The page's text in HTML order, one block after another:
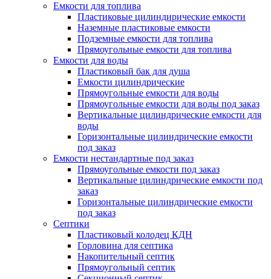
Емкости для топлива
Пластиковые цилиндирические емкости
Наземные пластиковые емкости
Подземные емкости для топлива
Прямоугольные емкости для топлива
Емкости для воды
Пластиковый бак для душа
Емкости цилиндрические
Прямоугольные емкости для воды
Прямоугольные емкости для воды под заказ
Вертикальные цилиндрические емкости для
воды
Горизонтальные цилиндрические емкости
под заказ
Емкости нестандартные под заказ
Прямоугольные емкости под заказ
Вертикальные цилиндрические емкости под
заказ
Горизонтальные цилиндрические емкости
под заказ
Септики
Пластиковый колодец КДН
Горловина для септика
Накопительный септик
Прямоугольный септик